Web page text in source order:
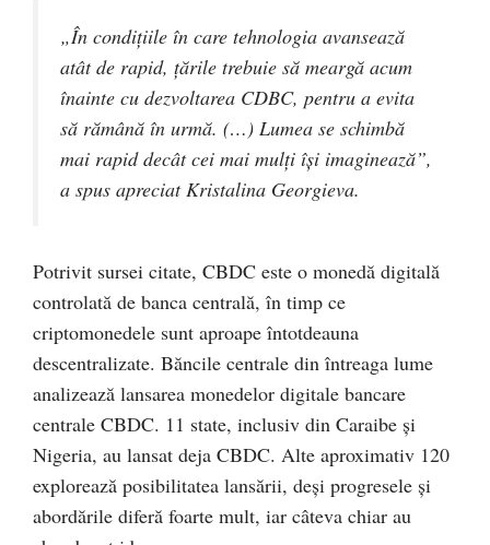
„În condiţiile în care tehnologia avansează
atât de rapid, ţările trebuie să meargă acum
înainte cu dezvoltarea CDBC, pentru a evita
să rămână în urmă. (…) Lumea se schimbă
mai rapid decât cei mai mulţi îşi imaginează”,
a spus apreciat Kristalina Georgieva.
Potrivit sursei citate, CBDC este o monedă digitală
controlată de banca centrală, în timp ce
criptomonedele sunt aproape întotdeauna
descentralizate. Băncile centrale din întreaga lume
analizează lansarea monedelor digitale bancare
centrale CBDC. 11 state, inclusiv din Caraibe şi
Nigeria, au lansat deja CBDC. Alte aproximativ 120
explorează posibilitatea lansării, deşi progresele şi
abordările diferă foarte mult, iar câteva chiar au